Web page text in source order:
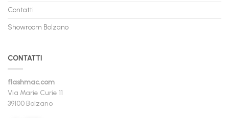
Contatti
Showroom Bolzano
CONTATTI
flashmac.com
Via Marie Curie 11
39100 Bolzano